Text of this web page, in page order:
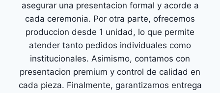
asegurar una presentacion formal y acorde a
cada ceremonia. Por otra parte, ofrecemos
produccion desde 1 unidad, lo que permite
atender tanto pedidos individuales como
institucionales. Asimismo, contamos con
presentacion premium y control de calidad en
cada pieza. Finalmente, garantizamos entrega